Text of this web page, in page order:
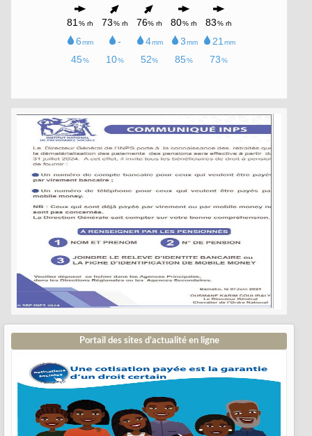
Portail des sites d’actualité en ligne